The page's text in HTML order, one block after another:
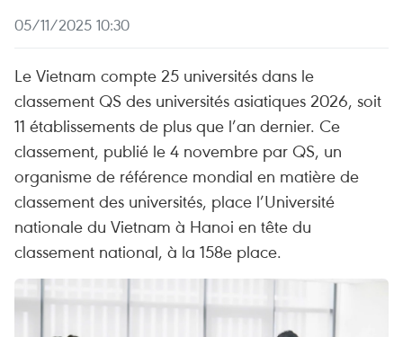
05/11/2025 10:30
Le Vietnam compte 25 universités dans le
classement QS des universités asiatiques 2026, soit
11 établissements de plus que l’an dernier. Ce
classement, publié le 4 novembre par QS, un
organisme de référence mondial en matière de
classement des universités, place l’Université
nationale du Vietnam à Hanoi en tête du
classement national, à la 158e place.